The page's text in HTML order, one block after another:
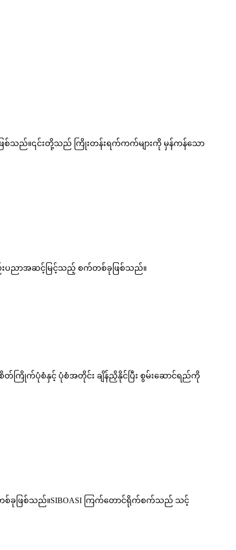
ြစ်သည်။၎င်းတို့သည် ကြိုးတန်းရက်ကက်များကို မှန်ကန်သော
းပညာအဆင့်မြင့်သည့် စက်တစ်ခုဖြစ်သည်။
ကြိုက်ပုံစံနှင့် ပုံစံအတိုင်း ချိန်ညှိနိုင်ပြီး စွမ်းဆောင်ရည်ကို
ဖြစ်သည်။SIBOASI ကြက်တောင်ရိုက်စက်သည် သင့်